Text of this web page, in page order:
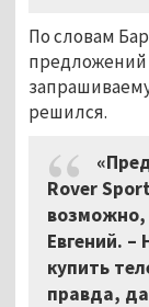
По словам
предложений
решился.
Rover
возможно,
Евгений.
купить
правда,